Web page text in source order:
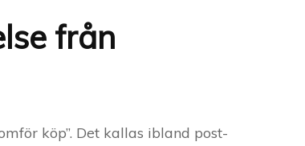
från
köp”. Det kallas ibland post-